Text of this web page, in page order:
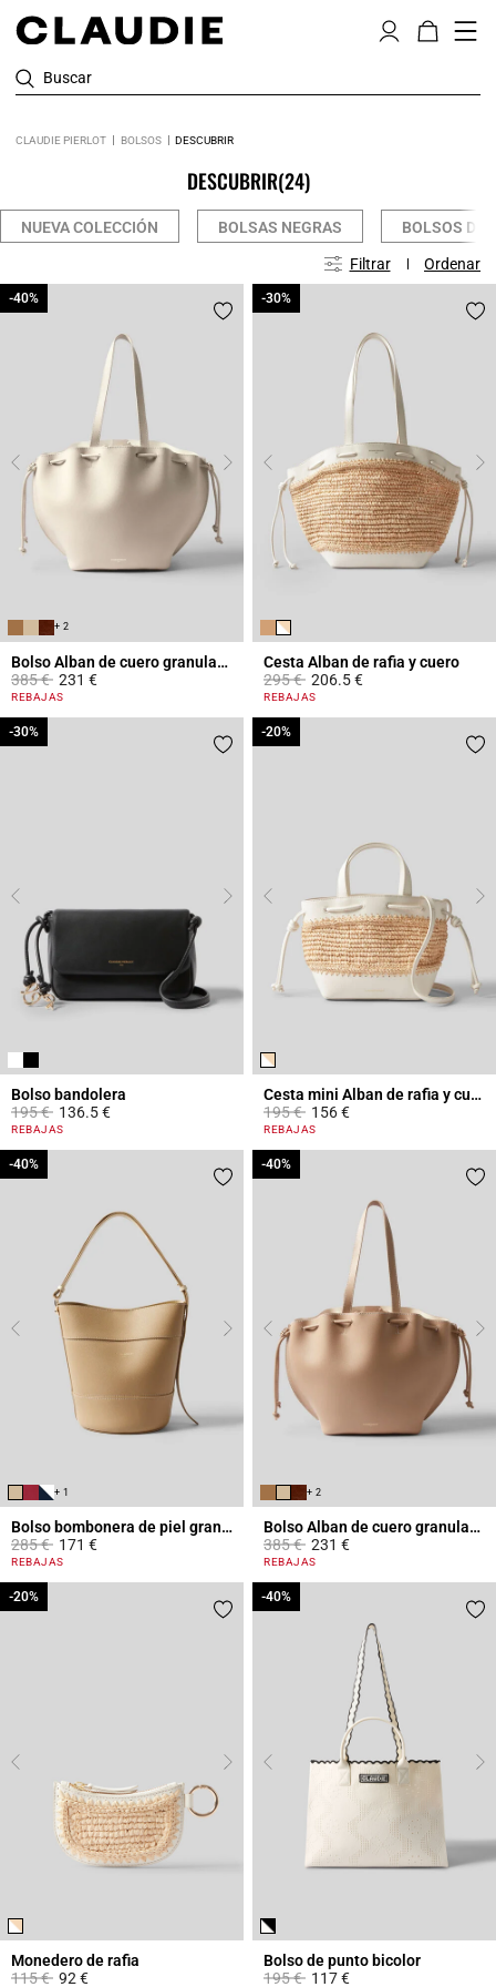
Buscar
CLAUDIE PIERLOT BOLSOS DESCUBRIR
DESCUBRIR(24)
NUEVA COLECCIÓN BOLSAS NEGRAS BOLSOS DE
Filtrar Ordenar
+ 2
Bolso Alban de cuero granulado
Price reduced from
385 €to
-40%
231 €
4,4 out of 5 Customer Rating
REBAJAS
-40%
Cesta Alban de rafia y cuero
Price reduced from
295 €to
-30%
206.5 €
3,2 out of 5 Customer Rating
REBAJAS
-30%
Bolso bandolera
Price reduced from
195 €to
-30%
136.5 €
3,9 out of 5 Customer Rating
REBAJAS
-30%
Cesta mini Alban de rafia y cuero
Price reduced from
195 €to
-20%
156 €
4,1 out of 5 Customer Rating
REBAJAS
-20%
+ 1
Bolso bombonera de piel granulada
Price reduced from
285 €to
-40%
171 €
4,7 out of 5 Customer Rating
REBAJAS
-40%
+ 2
Bolso Alban de cuero granulado
Price reduced from
385 €to
-40%
231 €
5 out of 5 Customer Rating
REBAJAS
-40%
Monedero de rafia
Price reduced from
115 €to
-20%
92 €
-20%
Bolso de punto bicolor
Price reduced from
195 €to
-40%
117 €
-40%